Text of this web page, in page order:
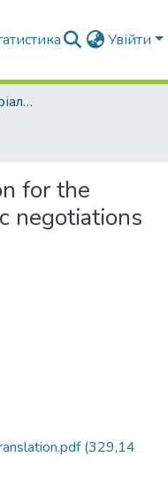
Увійти
Конференції та матеріали конференцій
for the
negotiations
(329,14